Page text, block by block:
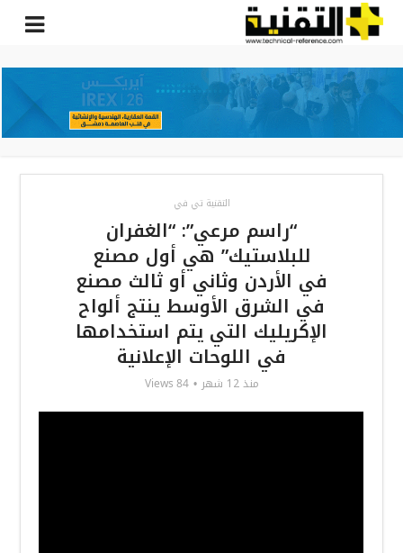
التقنية تي في
“راسم مرعي”: “الغفران
للبلاستيك” هي أول مصنع
في الأردن وثاني أو ثالث مصنع
في الشرق الأوسط ينتج ألواح
الإكريليك التي يتم استخدامها
في اللوحات الإعلانية
منذ 12 شهر 84 Views